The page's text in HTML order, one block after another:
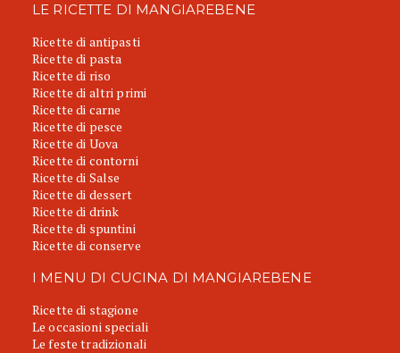
LE RICETTE DI MANGIAREBENE
Ricette di antipasti
Ricette di pasta
Ricette di riso
Ricette di altri primi
Ricette di carne
Ricette di pesce
Ricette di Uova
Ricette di contorni
Ricette di Salse
Ricette di dessert
Ricette di drink
Ricette di spuntini
Ricette di conserve
I MENU DI CUCINA DI MANGIAREBENE
Ricette di stagione
Le occasioni speciali
Le feste tradizionali